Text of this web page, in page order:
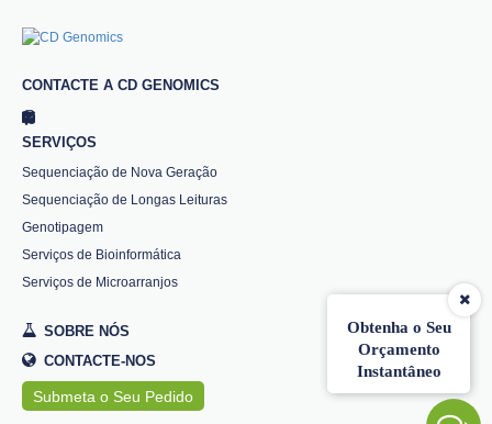
Obtenha o Seu
Orçamento
Instantâneo
CONTACTE A CD GENOMICS
SERVIÇOS
Sequenciação de Nova Geração
Sequenciação de Longas Leituras
Genotipagem
Serviços de Bioinformática
Serviços de Microarranjos
SOBRE NÓS
CONTACTE-NOS
Submeta o Seu Pedido